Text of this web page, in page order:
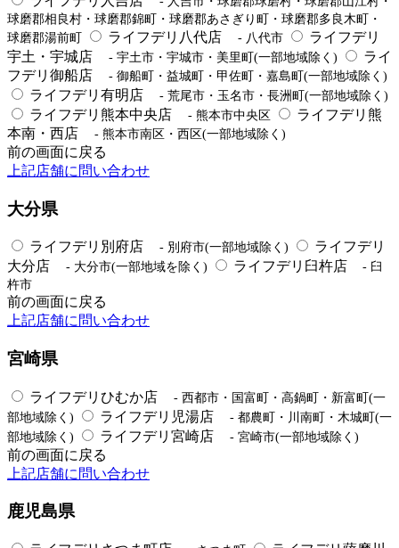
球磨郡相良村・球磨郡錦町・球磨郡あさぎり町・球磨郡多良木町・
球磨郡湯前町
ライフデリ八代店 - 八代市
ライフデリ
宇土・宇城店
- 宇土市・宇城市・美里町(一部地域除く)
ライ
フデリ御船店
- 御船町・益城町・甲佐町・嘉島町(一部地域除く)
ライフデリ有明店 - 荒尾市・玉名市・長洲町(一部地域除く)
ライフデリ熊本中央店 - 熊本市中央区
ライフデリ熊
本南・西店
- 熊本市南区・西区(一部地域除く)
前の画面に戻る
上記店舗に問い合わせ
大分県
ライフデリ別府店 - 別府市(一部地域除く)
ライフデリ
大分店
- 大分市(一部地域を除く) ライフデリ臼杵店
- 臼
杵市
前の画面に戻る
上記店舗に問い合わせ
宮崎県
ライフデリひむか店
- 西都市・国富町・高鍋町・新富町(一
部地域除く)
ライフデリ児湯店
- 都農町・川南町・木城町(一
部地域除く)
ライフデリ宮崎店 - 宮崎市(一部地域除く)
前の画面に戻る
上記店舗に問い合わせ
鹿児島県